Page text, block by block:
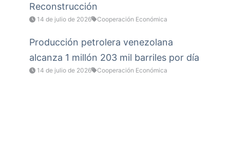
Reconstrucción
14 de julio de 2026 Cooperación Económica
Producción petrolera venezolana
alcanza 1 millón 203 mil barriles por día
14 de julio de 2026 Cooperación Económica